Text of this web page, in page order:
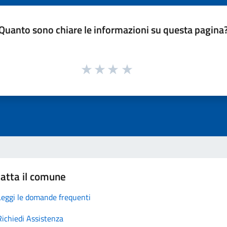
sono chiare le informazioni su questa
il comune
le domande frequenti
Assistenza